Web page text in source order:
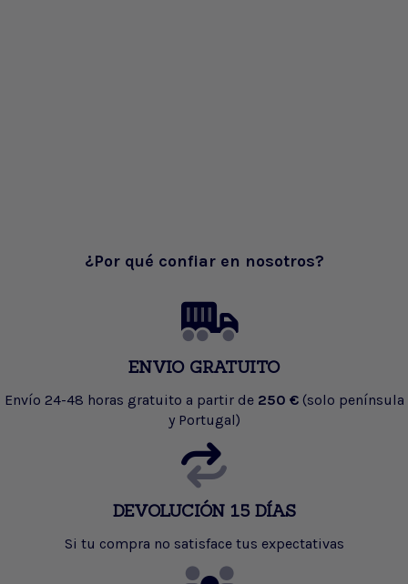
¿Por qué confiar en nosotros?
ENVIO GRATUITO
Envío 24-48 horas gratuito a partir de 250 € (solo península
y Portugal)
DEVOLUCIÓN 15 DÍAS
Si tu compra no satisface tus expectativas